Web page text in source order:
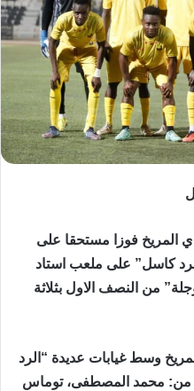
المريخ فوزا مستحقا على
كاسل” على ملعب استاد
من النصف الاول بثلاثة
وسط غيابات عديدة “الرد
من: محمد المصطفى، توماس